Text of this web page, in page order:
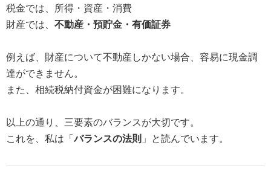
税金では、所得・資産・消費
財産では、 不動産・預貯金・有価証券
例えば、財産について不動産しかない場合、容易に現金調
達ができません。
また、相続税納付資金が困難になります。
以上の通り、三要素のバランスが大切です。
これを、私は「バランスの法則 」と読んでいます。